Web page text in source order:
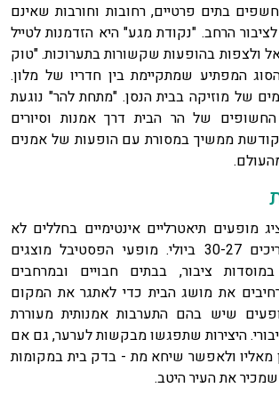
בתים פרטיים, רחובות וחורבות שאינם
הרחב. "נקודת מגע" היא הזדמנות לטייל
ולצפות בהופעות שקשורות בתערוכות. "טוק
המפתיע שמתקיימת בין חדריו של מלון.
מגישה 4 ימים של מוזיקה בבית הנסן. "מתחת להר" נוגעת
החשופים של הר הבית דרך אמנות וסיורים
ממשיך במסורת עם הופעות של אמנים
מופעים תיאטרליים אינטימיים בחללים לא
שגרתיים בין התאריכים 30-27 ביולי. מופעי הפסטיבל מוצגים
ציבור, בבתים חבויים ובמרחבים
את מושג הבית כדי לאתגר את המקום
שיש בהם התערבות אמנותית מעוררת
היצירות שתפגשו מבקשות לערער, גם אם
מאליו ולאפשר שיחא מת - בדק בית במקומות
את העיר היטב.